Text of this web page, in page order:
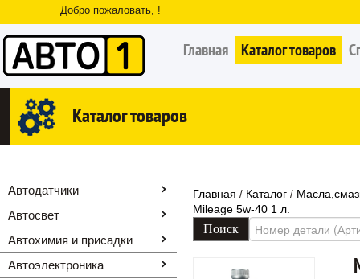
Добро пожаловать, !
Главная Каталог товаров
Каталог товаров
Автодатчики
Автосвет
Автохимия и присадки
Автоэлектроника
Главная / Каталог /
Mileage 5w-40 1 л.